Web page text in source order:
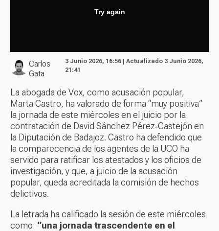
Carlos
Gata
3 Junio 2026, 16:56 | Actualizado 3 Junio 2026,
21:41
La abogada de Vox, como acusación popular,
Marta Castro, ha valorado de forma “muy positiva”
la jornada de este miércoles en el juicio por la
contratación de David Sánchez Pérez‑Castejón en
la Diputación de Badajoz. Castro ha defendido que
la comparecencia de los agentes de la UCO ha
servido para ratificar los atestados y los oficios de
investigación, y que, a juicio de la acusación
popular, queda acreditada la comisión de hechos
delictivos.
La letrada ha calificado la sesión de este miércoles
como: “una jornada trascendente en el